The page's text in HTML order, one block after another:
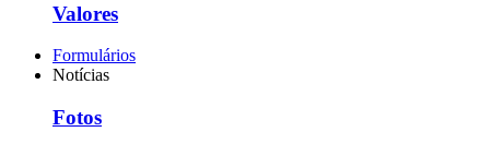
Valores
Formulários
Notícias
Fotos